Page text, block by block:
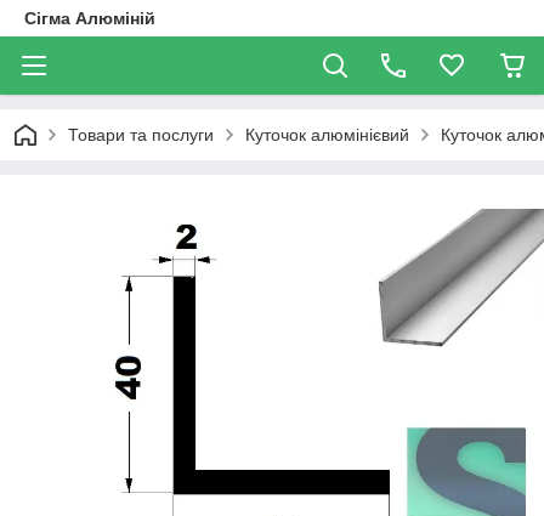
Сігма Алюміній
Товари та послуги Куточок алюмінієвий Куточок